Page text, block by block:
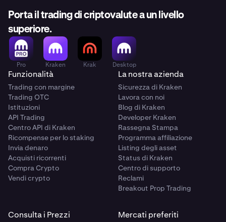
Porta il trading di criptovalute a un livello
superiore.
Pro Kraken Krak Desktop
Funzionalità
Trading con margine
Trading OTC
Istituzioni
API Trading
Centro API di Kraken
Ricompense per lo staking
Invia denaro
Acquisti ricorrenti
Compra Crypto
Vendi crypto
La nostra azienda
Sicurezza di Kraken
Lavora con noi
Blog di Kraken
Developer Kraken
Rassegna Stampa
Programma affiliazione
Listing degli asset
Status di Kraken
Centro di supporto
Reclami
Breakout Prop Trading
Consulta i Prezzi Mercati preferiti